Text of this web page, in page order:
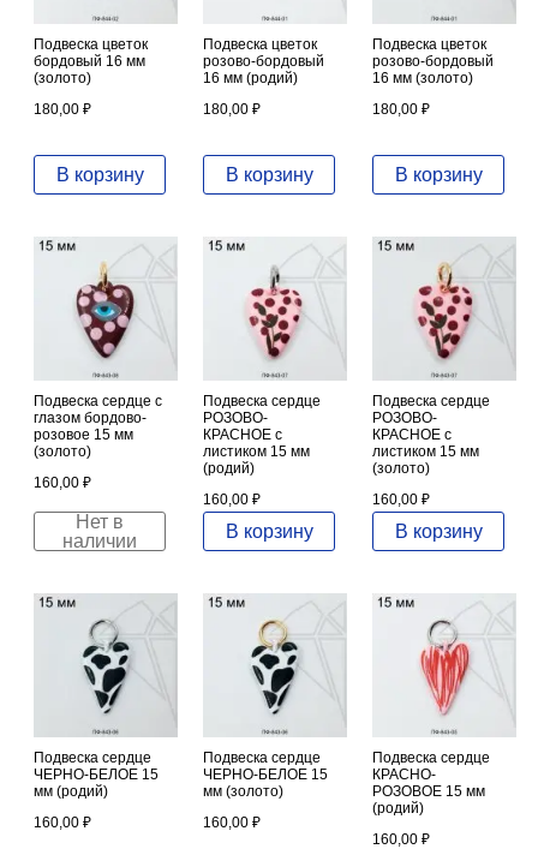
Подвеска цветок
бордовый 16 мм
(золото)
180,00 ₽
В корзину
Подвеска цветок
розово-бордовый
16 мм (родий)
180,00 ₽
В корзину
Подвеска цветок
розово-бордовый
16 мм (золото)
180,00 ₽
В корзину
Подвеска сердце с
глазом бордово-
розовое 15 мм
(золото)
160,00 ₽
Нет в
наличии
Подвеска сердце
РОЗОВО-
КРАСНОЕ с
листиком 15 мм
(родий)
160,00 ₽
В корзину
Подвеска сердце
РОЗОВО-
КРАСНОЕ с
листиком 15 мм
(золото)
160,00 ₽
В корзину
Подвеска сердце
ЧЕРНО-БЕЛОЕ 15
мм (родий)
160,00 ₽
Подвеска сердце
ЧЕРНО-БЕЛОЕ 15
мм (золото)
160,00 ₽
Подвеска сердце
КРАСНО-
РОЗОВОЕ 15 мм
(родий)
160,00 ₽